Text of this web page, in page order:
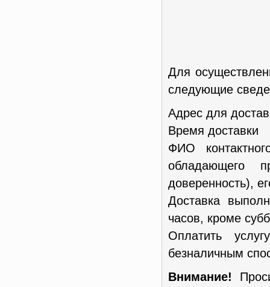
Для
следующие
Адрес для
Время доставки
ФИО
обладающего
доверенность),
Доставка
часов, кроме
Оплатить
безналичным
Внимание!